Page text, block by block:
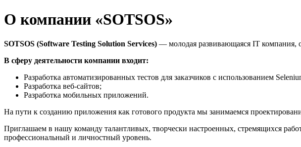
О компании «SOTSOS»
SOTSOS (Software Testing Solution Services) — молодая развивающаяся IT компания,
В сферу деятельности компании входит:
Разработка автоматизированных тестов для заказчиков с использованием
Разработка веб-сайтов;
Разработка мобильных приложений.
На пути к созданию приложения как готового продукта мы занимаемся
Приглашаем в нашу команду талантливых, творчески настроенных, стремящихся
профессиональный и личностный уровень.